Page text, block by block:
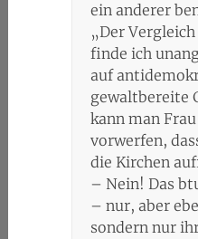
ein anderer
„Der
finde ich
auf
gewaltbereite
kann man
vorwerfen,
die Kirchen
– Nein! Das
– nur, aber
sondern nur